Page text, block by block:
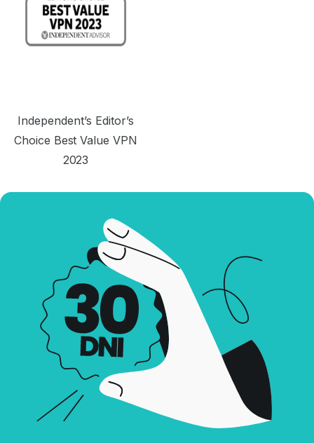
Independent’s Editor’s
Choice Best Value VPN
2023